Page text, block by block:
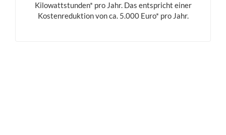
Kilowattstunden* pro Jahr. Das entspricht einer
Kostenreduktion von ca. 5.000 Euro* pro Jahr.